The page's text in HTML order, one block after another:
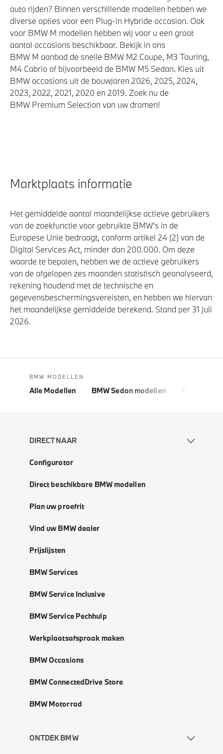
auto rijden? Binnen verschillende modellen hebben we
diverse opties voor een Plug-in Hybride occasion. Ook
voor BMW M modellen hebben wij voor u een groot
aantal occasions beschikbaar. Bekijk in ons
BMW M aanbod de snelle BMW M2 Coupe, M3 Touring,
M4 Cabrio of bijvoorbeeld de BMW M5 Sedan. Kies uit
BMW occasions uit de bouwjaren 2026, 2025, 2024,
2023, 2022, 2021, 2020 en 2019. Zoek nu de
BMW Premium Selection van uw dromen!
Marktplaats informatie
Het gemiddelde aantal maandelijkse actieve gebruikers
van de zoekfunctie voor gebruikte BMW's in de
Europese Unie bedraagt, conform artikel 24 (2) van de
Digital Services Act, minder dan 200.000. Om deze
waarde te bepalen, hebben we de actieve gebruikers
van de afgelopen zes maanden statistisch geanalyseerd,
rekening houdend met de technische en
gegevensbeschermingsvereisten, en hebben we hiervan
het maandelijkse gemiddelde berekend. Stand per 31 juli
2026.
BMW MODELLEN
Alle Modellen BMW Sedan modellen
DIRECT NAAR
Configurator
Direct beschikbare BMW modellen
Plan uw proefrit
Vind uw BMW dealer
Prijslijsten
BMW Services
BMW Service Inclusive
BMW Service Pechhulp
Werkplaatsafspraak maken
BMW Occasions
BMW ConnectedDrive Store
BMW Motorrad
ONTDEK BMW